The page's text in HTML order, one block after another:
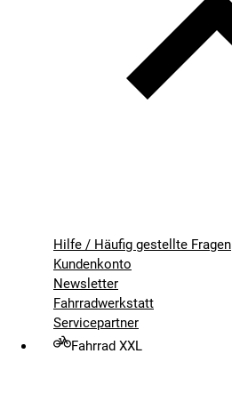
Hilfe / Häufig gestellte Fragen
Kundenkonto
Newsletter
Fahrradwerkstatt
Servicepartner
Fahrrad XXL